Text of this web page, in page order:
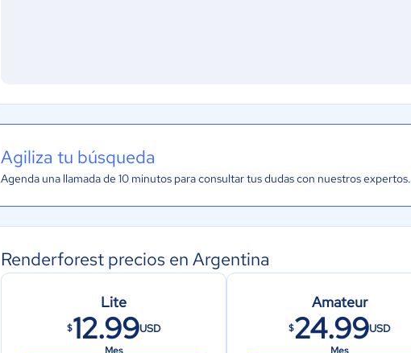
Agiliza tu búsqueda
Agenda una llamada de 10 minutos para consultar tus dudas con nuestros expertos.
Renderforest precios en Argentina
Lite
$12.99USD
Amateur
$24.99USD